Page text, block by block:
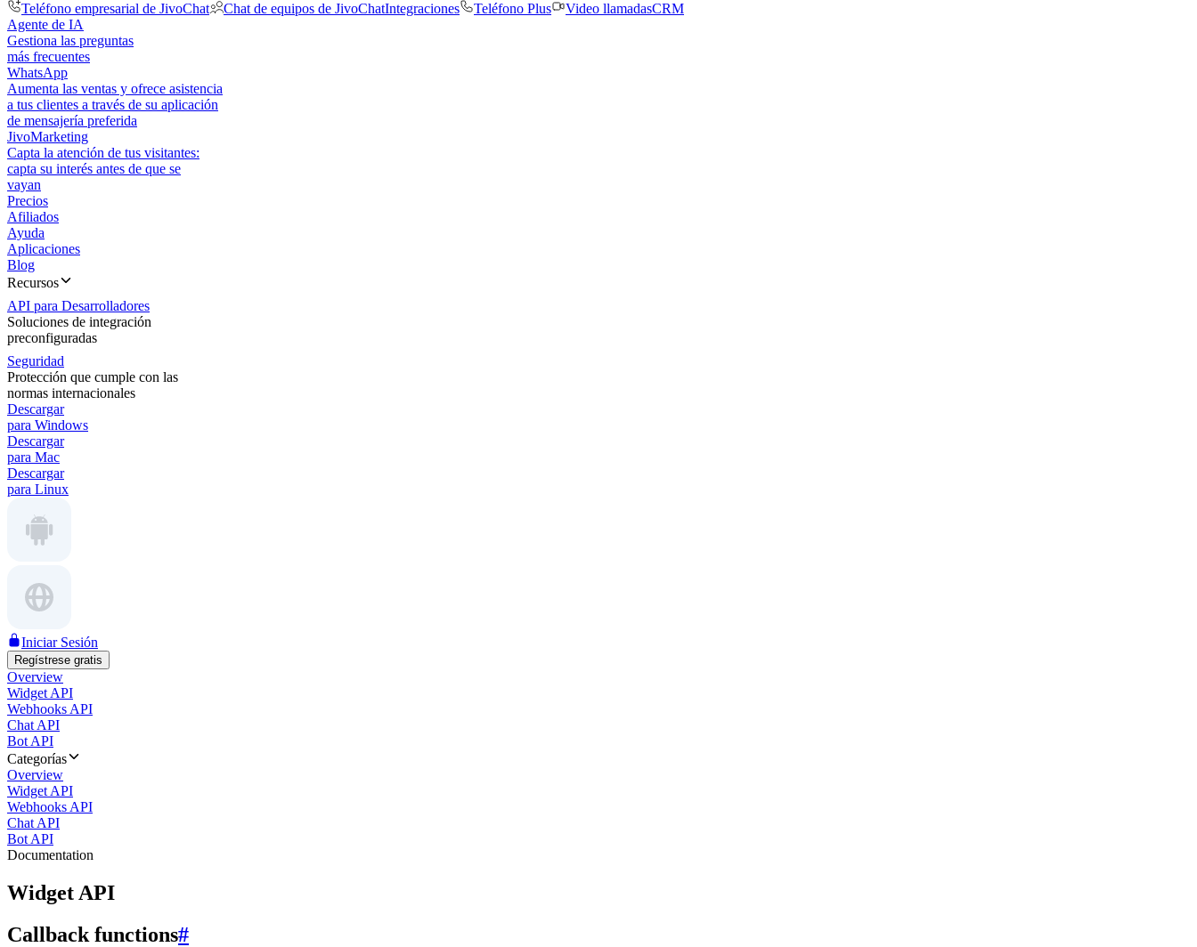
Teléfono empresarial de JivoChat
Chat de equipos de JivoChatIntegraciones Teléfono Plus Video llamadasCRM
Agente de IA
Gestiona las preguntas
más frecuentes
WhatsApp
Aumenta las ventas y ofrece asistencia
a tus clientes a través de su aplicación
de mensajería preferida
JivoMarketing
Capta la atención de tus visitantes:
capta su interés antes de que se
vayan
Precios
Afiliados
Ayuda
Aplicaciones
Blog
Recursos
API para Desarrolladores
Soluciones de integración
preconfiguradas
Seguridad
Protección que cumple con las
normas internacionales
Descargar
para Windows
Descargar
para Mac
Descargar
para Linux
Iniciar Sesión
Regístrese gratis
Overview
Widget API
Webhooks API
Chat API
Bot API
Categorías
Overview
Widget API
Webhooks API
Chat API
Bot API
Documentation
Widget API
Callback functions#